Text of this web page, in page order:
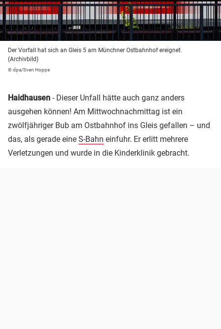
Der Vorfall hat sich an Gleis 5 am Münchner Ostbahnhof ereignet.
(Archivbild)
© dpa/Sven Hoppe
Haidhausen - Dieser Unfall hätte auch ganz anders
ausgehen können! Am Mittwochnachmittag ist ein
zwölfjähriger Bub am Ostbahnhof ins Gleis gefallen – und
das, als gerade eine S-Bahn einfuhr. Er erlitt mehrere
Verletzungen und wurde in die Kinderklinik gebracht.